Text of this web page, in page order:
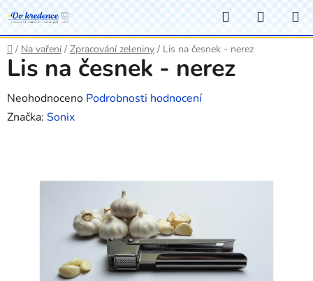
Přejít
na
obsah
Hledat
KOŠÍK
Domů
/ Na vaření / Zpracování zeleniny / Lis na česnek - nerez
Lis na česnek - nerez
Průměrné
hodnocení
Neohodnoceno Podrobnosti hodnocení
Značka: Sonix